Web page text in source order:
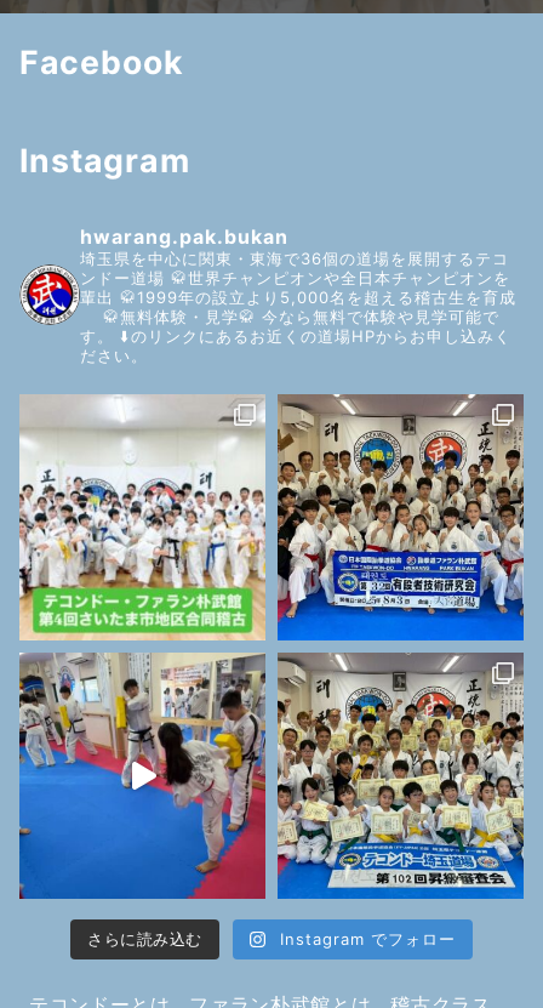
Facebook
Instagram
hwarang.pak.bukan
埼玉県を中心に関東・東海で36個の道場を展開するテコ
ンドー道場 🥋世界チャンピオンや全日本チャンピオンを
輩出 🥋1999年の設立より5,000名を超える稽古生を育成
🥋無料体験・見学🥋 今なら無料で体験や見学可能で
す。
⬇️のリンクにあるお近くの道場HPからお申し込みく
ださい。
さらに読み込む Instagram でフォロー